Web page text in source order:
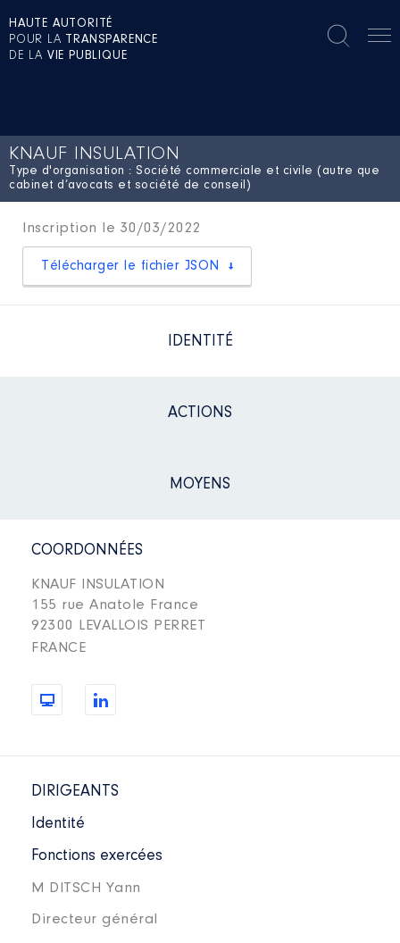
HAUTE AUTORITÉ
POUR LA TRANSPARENCE
DE LA VIE PUBLIQUE
KNAUF INSULATION
Type d'organisation : Société commerciale et civile (autre que
cabinet d’avocats et société de conseil)
Inscription le 30/03/2022
Télécharger le fichier JSON
IDENTITÉ
ACTIONS
MOYENS
COORDONNÉES
KNAUF INSULATION
155 rue Anatole France
92300 LEVALLOIS PERRET
FRANCE
DIRIGEANTS
Identité
Fonctions exercées
M DITSCH Yann
Directeur général